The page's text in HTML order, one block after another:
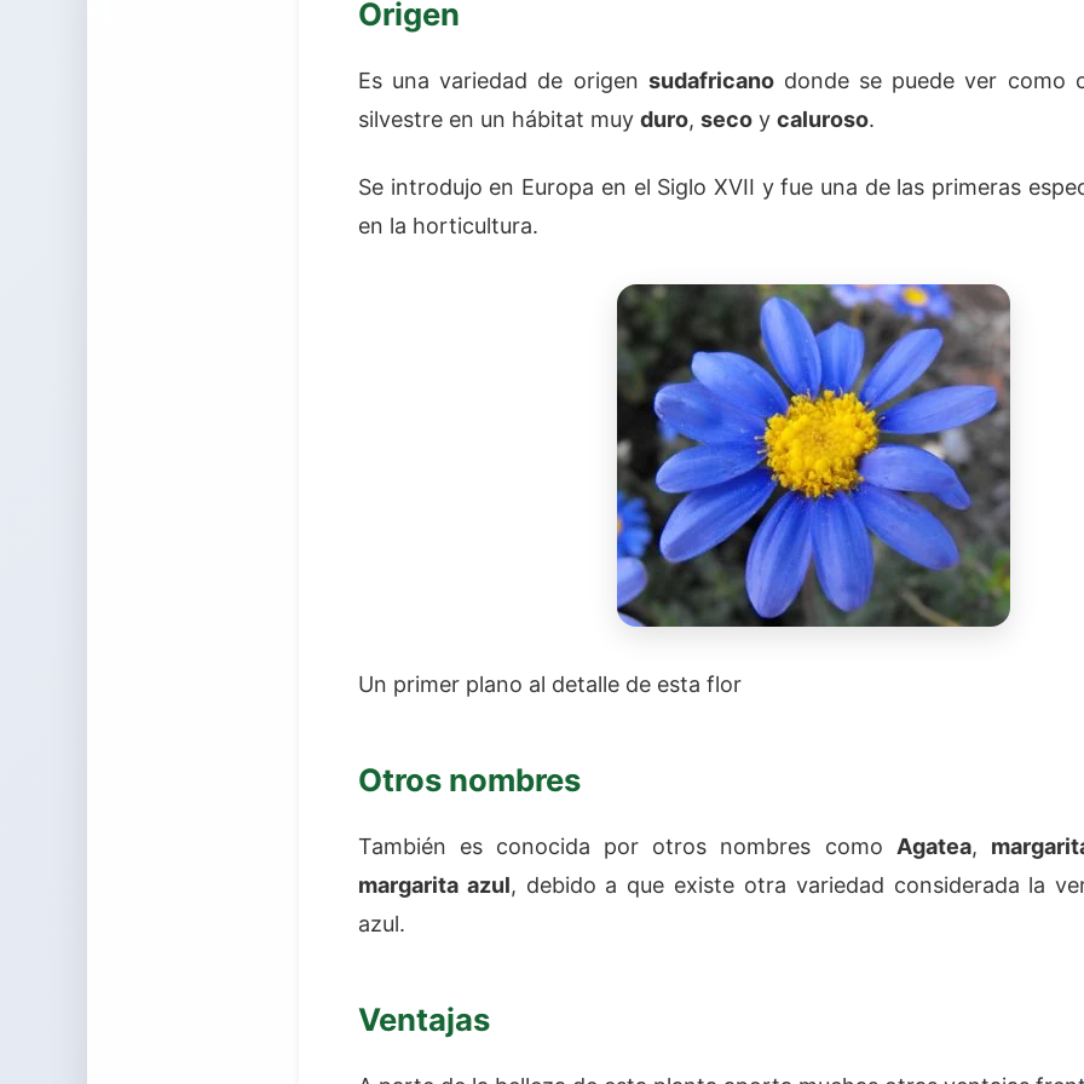
Origen
Es una variedad de origen sudafricanodonde se puede ver como
silvestre en un hábitat muy duro, seco y caluroso.
Se introdujo en Europa en el Siglo XVII y fue una de las primeras
en la horticultura.
Un primer plano al detalle de esta flor
Otros nombres
También es conocida por otros nombres como Agatea,
margarita azul, debido a que existe otra variedad considerada la
azul.
Ventajas